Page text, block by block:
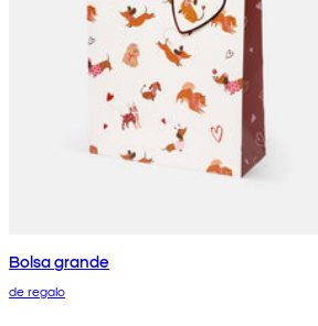
Bolsa grande
de regalo